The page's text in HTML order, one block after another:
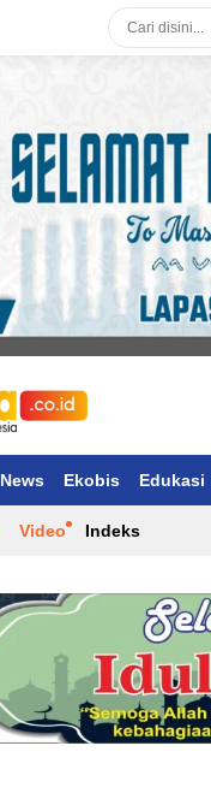
News Ekobis Edukasi
Video Indeks